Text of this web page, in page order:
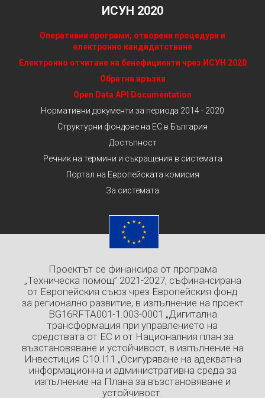
ИСУН 2020
Оперативни програми, отворени процедури и
електронно кандидатстване
Електронно отчитане на бенефициенти чрез ИСУН 2020
Обратна връзка
Open Data API Documentation
Нормативни документи за периода 2014 - 2020
Структурни фондове на ЕС в България
Достъпност
Речник на термини и съкращения в системата
Портал на Европейската комисия
За системата
Проектът се финансира от програма
„Техническа помощ” 2021-2027, съфинансирана
от Европейския съюз чрез Европейския фонд
за регионално развитие, в изпълнение на проект
BG16RFTA001-1.003-0001 „Дигитална
трансформация при управлението на
средствата от ЕС и от Националния план за
възстановяване и устойчивост, в изпълнение на
Инвестиция C10.I11 „Осигуряване на адекватна
информационна и административна среда за
изпълнение на Плана за възстановяване и
устойчивост.